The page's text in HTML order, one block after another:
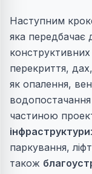
Наступним
яка передбачає
конструктивних
перекриття, дах
як опалення,
водопостачання
частиною
інфраструктури
паркування,
також